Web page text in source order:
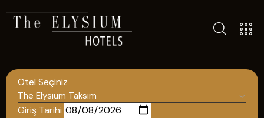
Otel Seçiniz
Giriş Tarihi
TÜM OTELLERIMIZ
POLITIKALAR